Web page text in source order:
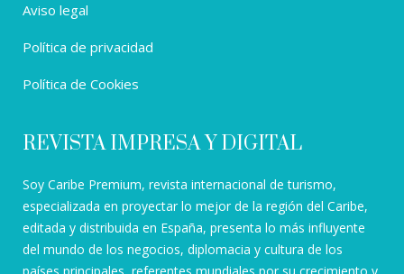
Aviso legal
Política de privacidad
Política de Cookies
REVISTA IMPRESA Y DIGITAL
Soy Caribe Premium, revista internacional de turismo,
especializada en proyectar lo mejor de la región del Caribe,
editada y distribuida en España, presenta lo más influyente
del mundo de los negocios, diplomacia y cultura de los